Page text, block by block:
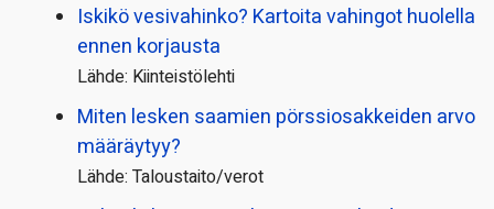
Iskikö vesivahinko? Kartoita vahingot huolella
ennen korjausta
Lähde: Kiinteistölehti
Miten lesken saamien pörssi­osakkeiden arvo
määräytyy?
Lähde: Taloustaito/verot